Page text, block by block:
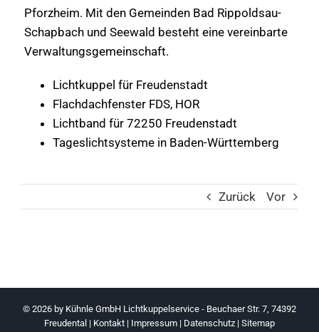
Pforzheim. Mit den Gemeinden Bad Rippoldsau-
Schapbach und Seewald besteht eine vereinbarte
Verwaltungsgemeinschaft.
Lichtkuppel für Freudenstadt
Flachdachfenster FDS, HOR
Lichtband für 72250 Freudenstadt
Tageslichtsysteme in Baden-Württemberg
Zurück Vor
© 2026 by Kühnle GmbH Lichtkuppelservice - Beuchaer Str. 7, 74392
Freudental | Kontakt | Impressum | Datenschutz | Sitemap